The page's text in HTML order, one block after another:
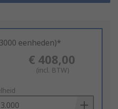
eenheden)*
€ 408,00
(incl. BTW)